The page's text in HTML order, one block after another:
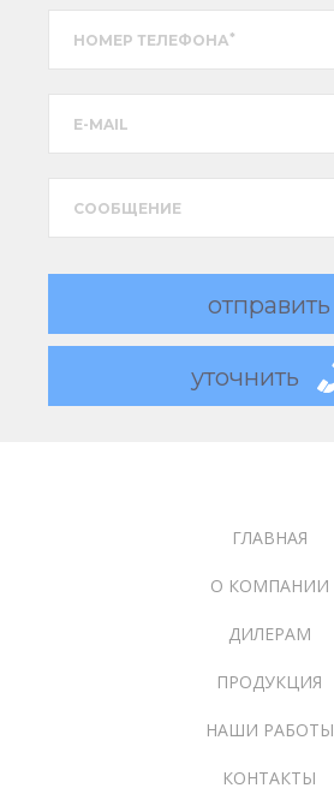
НОМЕР ТЕЛЕФОНА*
E-MAIL
CООБЩЕНИЕ
отправить
уточнить
ГЛАВНАЯ
О КОМПАНИИ
ДИЛЕРАМ
ПРОДУКЦИЯ
НАШИ РАБОТЫ
КОНТАКТЫ